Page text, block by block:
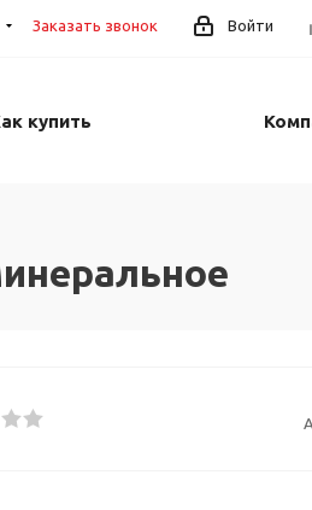
Войти
Заказать звонок
купить